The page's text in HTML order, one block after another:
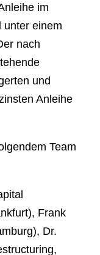
im
unter einem
nach
und
Anleihe
Team
Frank
Dr.